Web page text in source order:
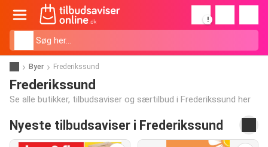
!
Byer Frederikssund
Frederikssund
Se alle butikker, tilbudsaviser og særtilbud i Frederikssund her
Nyeste tilbudsaviser i Frederikssund